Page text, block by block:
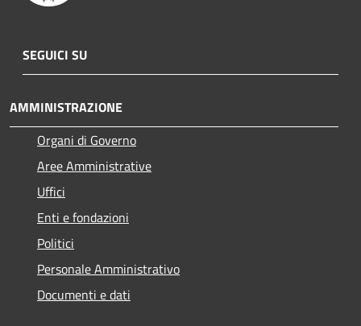
SEGUICI SU
AMMINISTRAZIONE
Organi di Governo
Aree Amministrative
Uffici
Enti e fondazioni
Politici
Personale Amministrativo
Documenti e dati